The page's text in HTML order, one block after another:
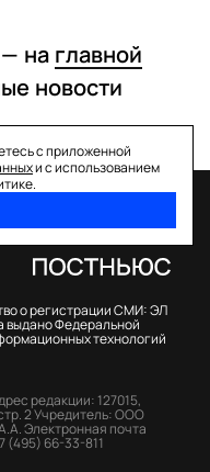
— на главной
новости
с приложенной
и с использованием
о регистрации СМИ: ЭЛ
выдано Федеральной
технологий
редакции: 127015,
2Учредитель: ООО
Электронная почта
(495) 66-33-811